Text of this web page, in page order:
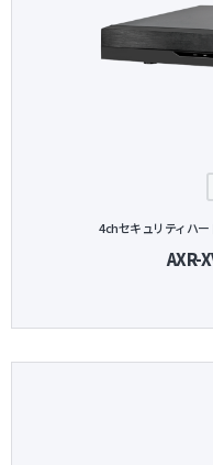
4chセキュリティハ
AXR-